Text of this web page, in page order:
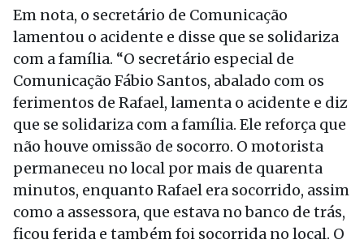
Em nota, o secretário de Comunicação
lamentou o acidente e disse que se solidariza
com a família. “O secretário especial de
Comunicação Fábio Santos, abalado com os
ferimentos de Rafael, lamenta o acidente e diz
que se solidariza com a família. Ele reforça que
não houve omissão de socorro. O motorista
permaneceu no local por mais de quarenta
minutos, enquanto Rafael era socorrido, assim
como a assessora, que estava no banco de trás,
ficou ferida e também foi socorrida no local. O